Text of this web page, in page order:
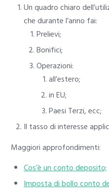
Un quadro chiaro
che durante l’anno fai:
Prelievi;
Bonifici;
Operazioni:
all’estero;
in EU;
Paesi Terzi, ecc;
Il tasso di interesse
Maggiori approfondimenti:
Cos’è un conto deposito;
Imposta di bollo conto